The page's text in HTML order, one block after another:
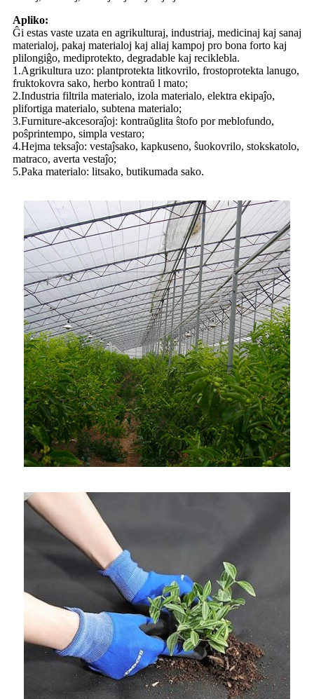
Apliko:
Ĝi estas vaste uzata en agrikulturaj, industriaj, medicinaj kaj sanaj
materialoj, pakaj materialoj kaj aliaj kampoj pro bona forto kaj
plilongiĝo, mediprotekto, degradable kaj reciklebla.
1.Agrikultura uzo: plantprotekta litkovrilo, frostoprotekta lanugo,
fruktokovra sako, herbo kontraŭ l mato;
2.Industria filtrila materialo, izola materialo, elektra ekipaĵo,
plifortiga materialo, subtena materialo;
3.Furniture-akcesoraĵoj: kontraŭglita ŝtofo por meblofundo,
poŝprintempo, simpla vestaro;
4.Hejma teksaĵo: vestaĵsako, kapkuseno, ŝuokovrilo, stokskatolo,
matraco, averta vestaĵo;
5.Paka materialo: litsako, butikumada sako.